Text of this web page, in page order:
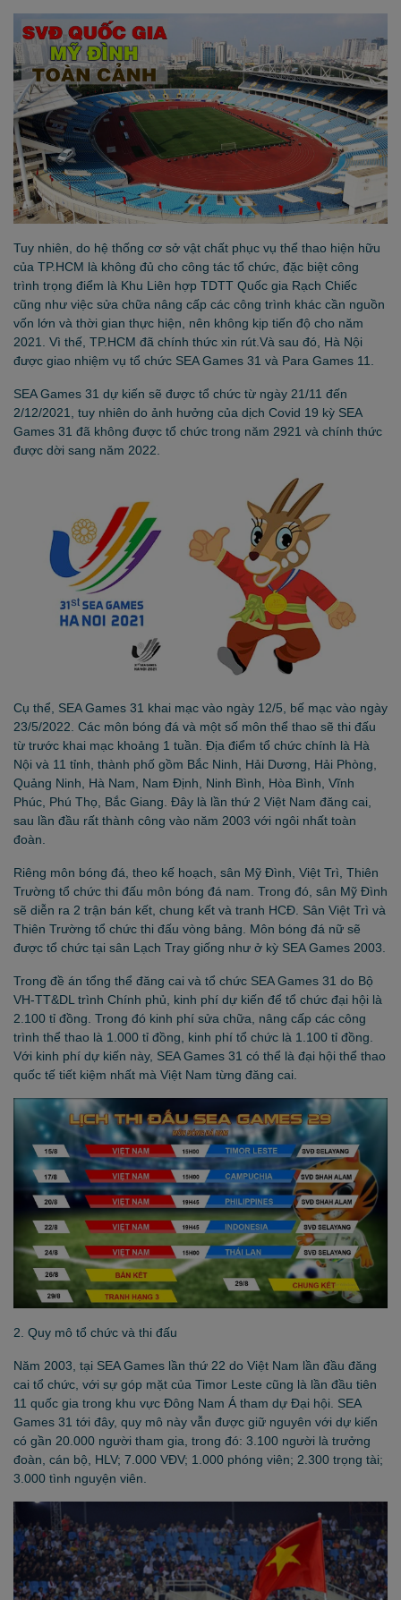
Tuy nhiên, do hệ thống cơ sở vật chất phục vụ thể thao hiện hữu
của TP.HCM là không đủ cho công tác tổ chức, đặc biệt công
trình trọng điểm là Khu Liên hợp TDTT Quốc gia Rạch Chiếc
cũng như việc sửa chữa nâng cấp các công trình khác cần nguồn
vốn lớn và thời gian thực hiện, nên không kịp tiến độ cho năm
2021. Vì thế, TP.HCM đã chính thức xin rút.Và sau đó, Hà Nội
được giao nhiệm vụ tổ chức SEA Games 31 và Para Games 11.
SEA Games 31 dự kiến sẽ được tổ chức từ ngày 21/11 đến
2/12/2021, tuy nhiên do ảnh hưởng của dịch Covid 19 kỳ SEA
Games 31 đã không được tổ chức trong năm 2921 và chính thức
được dời sang năm 2022.
Cụ thể, SEA Games 31 khai mạc vào ngày 12/5, bế mạc vào ngày
23/5/2022. Các môn bóng đá và một số môn thể thao sẽ thi đấu
từ trước khai mạc khoảng 1 tuần. Địa điểm tổ chức chính là Hà
Nội và 11 tỉnh, thành phố gồm Bắc Ninh, Hải Dương, Hải Phòng,
Quảng Ninh, Hà Nam, Nam Định, Ninh Bình, Hòa Bình, Vĩnh
Phúc, Phú Thọ, Bắc Giang. Đây là lần thứ 2 Việt Nam đăng cai,
sau lần đầu rất thành công vào năm 2003 với ngôi nhất toàn
đoàn.
Riêng môn bóng đá, theo kế hoạch, sân Mỹ Đình, Việt Trì, Thiên
Trường tổ chức thi đấu môn bóng đá nam. Trong đó, sân Mỹ Đình
sẽ diễn ra 2 trận bán kết, chung kết và tranh HCĐ. Sân Việt Trì và
Thiên Trường tổ chức thi đấu vòng bảng. Môn bóng đá nữ sẽ
được tổ chức tại sân Lạch Tray giống như ở kỳ SEA Games 2003.
Trong đề án tổng thể đăng cai và tổ chức SEA Games 31 do Bộ
VH-TT&DL trình Chính phủ, kinh phí dự kiến để tổ chức đại hội là
2.100 tỉ đồng. Trong đó kinh phí sửa chữa, nâng cấp các công
trình thể thao là 1.000 tỉ đồng, kinh phí tổ chức là 1.100 tỉ đồng.
Với kinh phí dự kiến này, SEA Games 31 có thể là đại hội thể thao
quốc tế tiết kiệm nhất mà Việt Nam từng đăng cai.
2. Quy mô tổ chức và thi đấu
Năm 2003, tại SEA Games lần thứ 22 do Việt Nam lần đầu đăng
cai tổ chức, với sự góp mặt của Timor Leste cũng là lần đầu tiên
11 quốc gia trong khu vực Đông Nam Á tham dự Đại hội. SEA
Games 31 tới đây, quy mô này vẫn được giữ nguyên với dự kiến
có gần 20.000 người tham gia, trong đó: 3.100 người là trưởng
đoàn, cán bộ, HLV; 7.000 VĐV; 1.000 phóng viên; 2.300 trọng tài;
3.000 tình nguyện viên.